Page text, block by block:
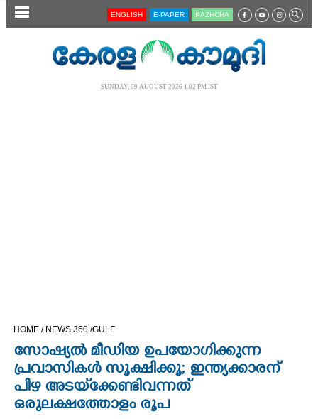
SECTIONS
CINEMA
OPINION
PHOTOS
ENGLISH E-PAPER KĀZHCHA
SUNDAY, 09 AUGUST 2026 1.02 PM IST
HOME / NEWS 360 /GULF
സോഷ്യൽ മീഡിയ ഉപയോഗിക്കുന്ന
പ്രവാസികൾ സൂക്ഷിക്കൂ; ഇന്ത്യക്കാരന്
പിഴ അടയ്‌ക്കേണ്ടിവന്നത്
ഒരുലക്ഷത്തോളം രൂപ